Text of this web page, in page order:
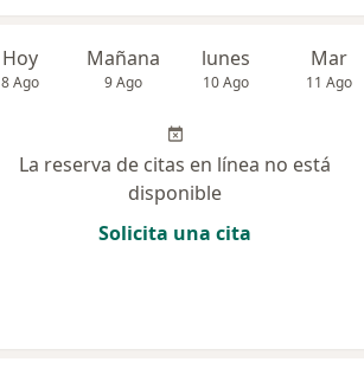
Hoy
8 Ago
Mañana
9 Ago
lunes
10 Ago
Mar
11 Ago
La reserva de citas en línea no está
disponible
Solicita una cita